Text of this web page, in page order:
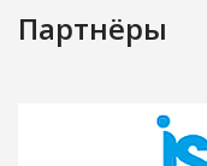
Партнёры